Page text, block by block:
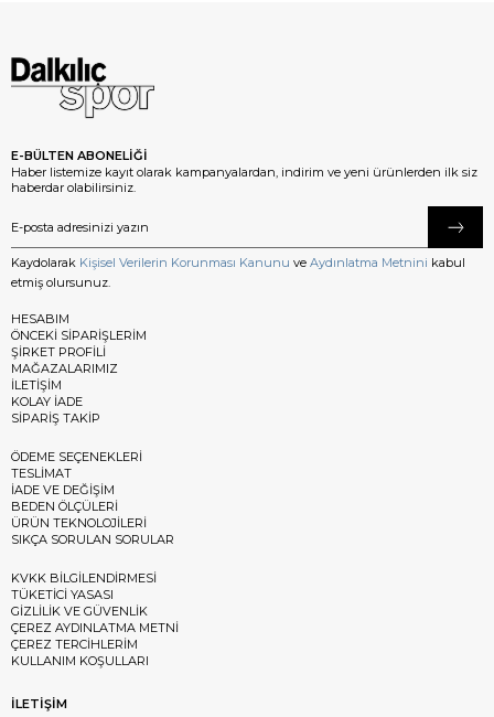
E-BÜLTEN ABONELİĞİ
Haber listemize kayıt olarak kampanyalardan, indirim ve yeni ürünlerden ilk siz
haberdar olabilirsiniz.
Kaydolarak Kişisel Verilerin Korunması Kanunu ve Aydınlatma Metnini kabul
etmiş olursunuz.
HESABIM
ÖNCEKİ SİPARİŞLERİM
ŞİRKET PROFİLİ
MAĞAZALARIMIZ
İLETİŞİM
KOLAY İADE
SİPARİŞ TAKİP
ÖDEME SEÇENEKLERİ
TESLİMAT
İADE VE DEĞİŞİM
BEDEN ÖLÇÜLERİ
ÜRÜN TEKNOLOJİLERİ
SIKÇA SORULAN SORULAR
KVKK BİLGİLENDİRMESİ
TÜKETİCİ YASASI
GİZLİLİK VE GÜVENLİK
ÇEREZ AYDINLATMA METNİ
ÇEREZ TERCİHLERİM
KULLANIM KOŞULLARI
İLETİŞİM